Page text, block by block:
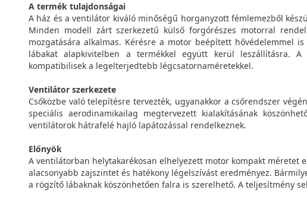
A termék tulajdonságai
A ház és a ventilátor kiváló minőségű horganyzott fémlemezből
Minden modell zárt szerkezetű külső forgórészes motorral
mozgatására alkalmas. Kérésre a motor beépített hővédelemmel
lábakat alapkivitelben a termékkel együtt kerül leszállításra. A
kompatibilisek a legelterjedtebb légcsatornaméretekkel.
Ventilátor szerkezete
Csőközbe való telepítésre tervezték, ugyanakkor a csőrendszer
speciális aerodinamikailag megtervezett kialakításának
ventilátorok hátrafelé hajló lapátozással rendelkeznek.
Előnyök
A ventilátorban helytakarékosan elhelyezett motor kompakt méretet
alacsonyabb zajszintet és hatékony légelszívást eredményez.
a rögzítő lábaknak köszönhetően falra is szerelhető. A teljesítmény